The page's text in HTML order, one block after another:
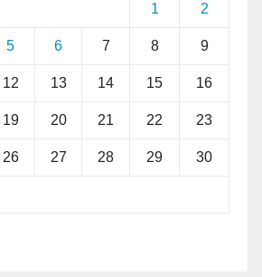
1 2
5 6 7 8 9
12 13 14 15 16
19 20 21 22 23
26 27 28 29 30